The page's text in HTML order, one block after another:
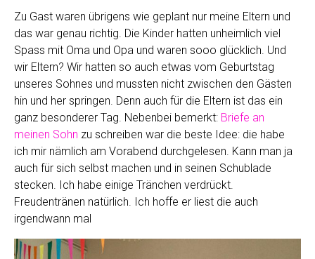
Zu Gast waren übrigens wie geplant nur meine Eltern und
das war genau richtig. Die Kinder hatten unheimlich viel
Spass mit Oma und Opa und waren sooo glücklich. Und
wir Eltern? Wir hatten so auch etwas vom Geburtstag
unseres Sohnes und mussten nicht zwischen den Gästen
hin und her springen. Denn auch für die Eltern ist das ein
ganz besonderer Tag. Nebenbei bemerkt: Briefe an
meinen Sohn zu schreiben war die beste Idee: die habe
ich mir nämlich am Vorabend durchgelesen. Kann man ja
auch für sich selbst machen und in seinen Schublade
stecken. Ich habe einige Tränchen verdrückt.
Freudentränen natürlich. Ich hoffe er liest die auch
irgendwann mal